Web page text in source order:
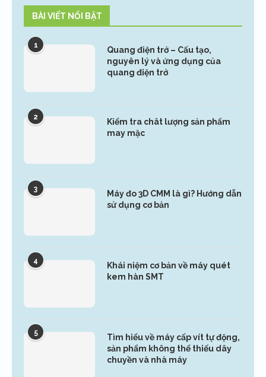
BÀI VIẾT NỔI BẬT
1
Quang điện trở – Cấu tạo,
nguyên lý và ứng dụng của
quang điện trở
2
Kiểm tra chât lượng sản phẩm
may mặc
3
Máy đo 3D CMM là gì? Hướng dẫn
sử dụng cơ bản
4
Khái niệm cơ bản về máy quét
kem hàn SMT
5
Tìm hiểu về máy cấp vít tự động,
sản phẩm không thể thiếu dây
chuyền và nhà máy